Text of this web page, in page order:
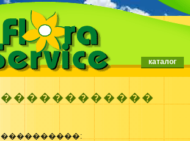
каталог
������������
����������: